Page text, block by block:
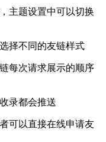
主题设置中可以切换
择不同的友链样式
每次请求展示的顺序
录都会推送
可以直接在线申请友